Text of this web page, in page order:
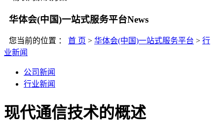
华体会(中国)一站式服务平台News
您当前的位置 ： 首 页 > 华体会(中国)一站式服务平台 > 行
业新闻
公司新闻
行业新闻
现代通信技术的概述